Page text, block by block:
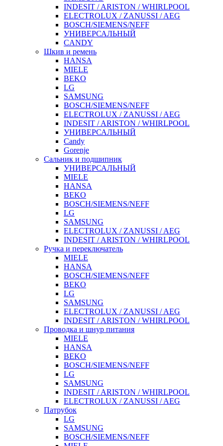
INDESIT / ARISTON / WHIRLPOOL
ELECTROLUX / ZANUSSI / AEG
BOSCH/SIEMENS/NEFF
УНИВЕРСАЛЬНЫЙ
CANDY
Шкив и ремень
HANSA
MIELE
BEKO
LG
SAMSUNG
BOSCH/SIEMENS/NEFF
ELECTROLUX / ZANUSSI / AEG
INDESIT / ARISTON / WHIRLPOOL
УНИВЕРСАЛЬНЫЙ
Candy
Gorenje
Сальник и подшипник
УНИВЕРСАЛЬНЫЙ
MIELE
HANSA
BEKO
BOSCH/SIEMENS/NEFF
LG
SAMSUNG
ELECTROLUX / ZANUSSI / AEG
INDESIT / ARISTON / WHIRLPOOL
Ручка и переключатель
MIELE
HANSA
BOSCH/SIEMENS/NEFF
BEKO
LG
SAMSUNG
ELECTROLUX / ZANUSSI / AEG
INDESIT / ARISTON / WHIRLPOOL
Проводка и шнур питания
MIELE
HANSA
BEKO
BOSCH/SIEMENS/NEFF
LG
SAMSUNG
INDESIT / ARISTON / WHIRLPOOL
ELECTROLUX / ZANUSSI / AEG
Патрубок
LG
SAMSUNG
BOSCH/SIEMENS/NEFF